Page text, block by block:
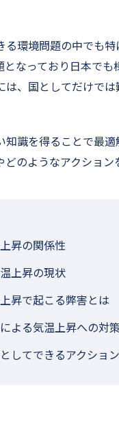
る環境問題の中でも
となっており日本で
は、国としてだけで
知識を得ることで最
のようなアクション
昇の関係性
上昇の現状
昇で起こる弊害とは
よる気温上昇への対策
してできるアクショ